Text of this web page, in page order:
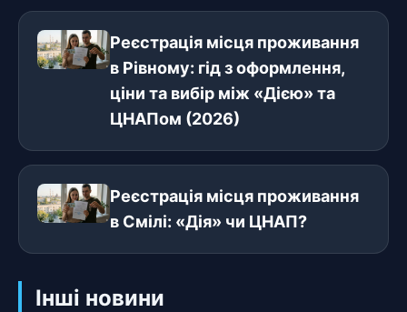
Реєстрація місця проживання
в Рівному: гід з оформлення,
ціни та вибір між «Дією» та
ЦНАПом (2026)
Реєстрація місця проживання
в Смілі: «Дія» чи ЦНАП?
Інші новини